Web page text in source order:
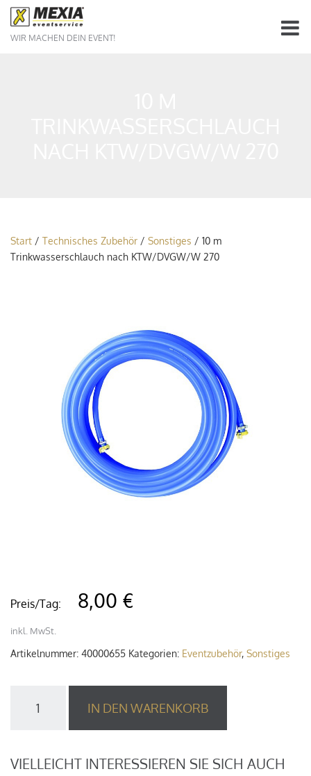
WIR MACHEN DEIN EVENT!
Start / Technisches Zubehör / Sonstiges / 10 m
Trinkwasserschlauch nach KTW/DVGW/W 270
Preis/Tag: 8,00 €
inkl. MwSt.
Artikelnummer: 40000655 Kategorien: Eventzubehör, Sonstiges
KTW/DVGW/W
270
IN DEN WARENKORB
VIELLEICHT INTERESSIEREN SIE SICH AUCH